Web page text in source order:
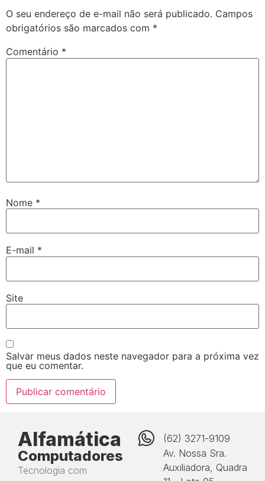
O seu endereço de e-mail não será publicado. Campos
obrigatórios são marcados com *
Comentário *
Nome *
E-mail *
Site
Salvar meus dados neste navegador para a próxima vez
que eu comentar.
Alfamática
Computadores
Tecnologia com
(62) 3271-9109
Av. Nossa Sra.
Auxiliadora, Quadra